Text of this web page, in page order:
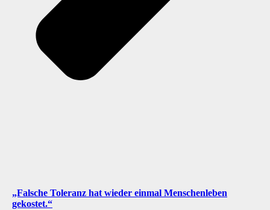
„Falsche Toleranz hat wieder einmal Menschenleben
gekostet.“